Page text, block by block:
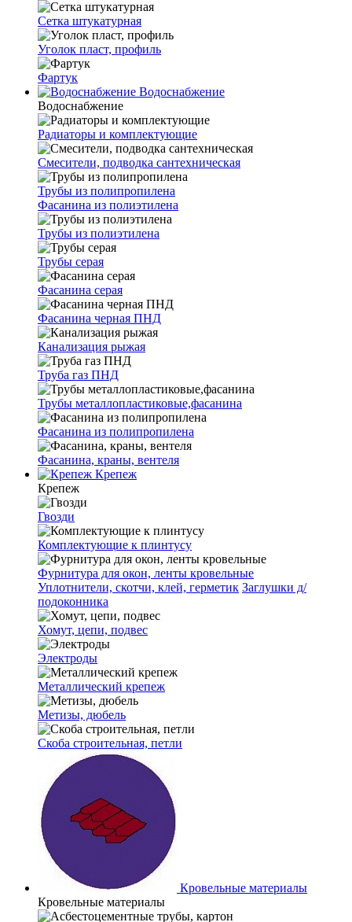
Сетка штукатурная
Уголок пласт, профиль
Фартук
Водоснабжение
Водоснабжение
Радиаторы и комплектующие
Смесители, подводка сантехническая
Трубы из полипропилена
Фасанина из полиэтилена
Трубы из полиэтилена
Трубы серая
Фасанина серая
Фасанина черная ПНД
Канализация рыжая
Труба газ ПНД
Трубы металлопластиковые,фасанина
Фасанина из полипропилена
Фасанина, краны, вентеля
Крепеж
Крепеж
Гвозди
Комплектующие к плинтусу
Фурнитура для окон, ленты кровельные
Уплотнители, скотчи, клей, герметик Заглушки д/
подоконника
Хомут, цепи, подвес
Электроды
Металлический крепеж
Метизы, дюбель
Скоба строительная, петли
Кровельные материалы
Кровельные материалы